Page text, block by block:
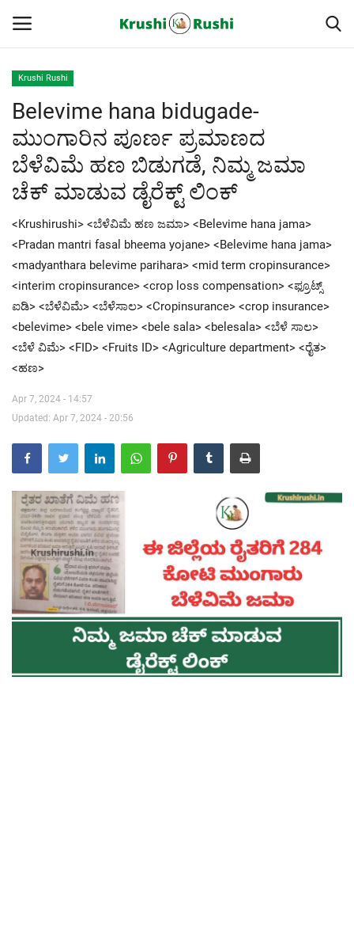
Home
Finance
Contact
ರೈತರ ಯಶೋಗಾಥೆಗಳು
Krushi Rushi
ಮುಂದಿನ 5 ದಿನಗಳ ಮಳೆ ಮಾಹಿತಿ
Gallery
Krushi Rushi
Belevime hana bidugade-
ಮುಂಗಾರಿನ ಪೂರ್ಣ ಪ್ರಮಾಣದ
ಬೆಳೆವಿಮೆ ಹಣ ಬಿಡುಗಡೆ, ನಿಮ್ಮ ಜಮಾ
ಚೆಕ್ ಮಾಡುವ ಡೈರೆಕ್ಟ್ ಲಿಂಕ್
<Krushirushi> <ಬೆಳೆವಿಮೆ ಹಣ ಜಮಾ> <Belevime hana jama>
<Pradan mantri fasal bheema yojane> <Belevime hana jama>
<madyanthara belevime parihara> <mid term cropinsurance>
<interim cropinsurance> <crop loss compensation> <ಫ್ರೂಟ್ಸ್
ಐಡಿ> <ಬೆಳೆವಿಮೆ> <ಬೆಳೆಸಾಲ> <Cropinsurance> <crop insurance>
<belevime> <bele vime> <bele sala> <belesala> <ಬೆಳೆ ಸಾಲ>
<ಬೆಳೆ ವಿಮೆ> <FID> <Fruits ID> <Agriculture department> <ರೈತ>
<ಹಣ>
Apr 7, 2024 - 14:57
Updated: Apr 7, 2024 - 20:56